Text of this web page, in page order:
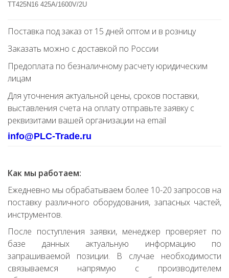
TT425N16 425A/1600V/2U
Поставка под заказ от 15 дней оптом и в розницу
Заказать можно с доставкой по России
Предоплата по безналичному расчету юридическим
лицам
Для уточнения актуальной цены, сроков поставки,
выставления счета на оплату отправьте заявку с
реквизитами вашей организации на email
info@PLC-Trade.ru
Как мы работаем:
Ежедневно мы обрабатываем более 10-20 запросов на
поставку различного оборудования, запасных частей,
инструментов.
После поступления заявки, менеджер проверяет по
базе данных актуальную информацию по
запрашиваемой позиции. В случае необходимости
связываемся напрямую с производителем